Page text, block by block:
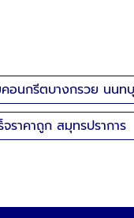
คอนกรีตบางกรวย นนท
ราคาถูก สมุทรปราการ